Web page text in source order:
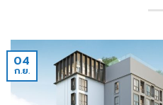
04
ก.ย.